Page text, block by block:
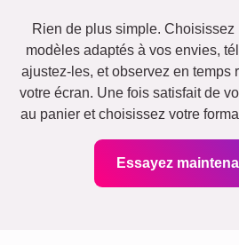
Rien de plus simple.
modèles adaptés à vos envies,
ajustez-les, et observez en temps
votre écran. Une fois satisfait de
au panier et choisissez votre
Essayez